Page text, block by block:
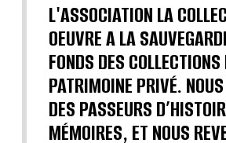
L'ASSOCIATION LA
OEUVRE A LA
FONDS DES COLLECTIONS
PATRIMOINE PRIVÉ.
DES PASSEURS
MÉMOIRES, ET NOUS